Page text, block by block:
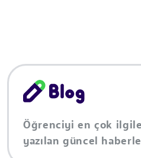
Öğrenciyi en çok
yazılan güncel